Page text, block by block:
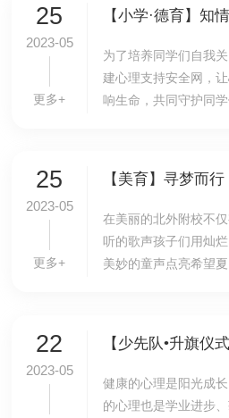
25
2023-05
更多+
为了培养同学们自我
建心理支持安全网，
响生命，共同守护同
25
2023-05
更多+
在美丽的北外附校不
听的歌声孩子们用灿
美妙的童声点亮希望
22
2023-05
健康的心理是阳光成
的心理也是学业进步